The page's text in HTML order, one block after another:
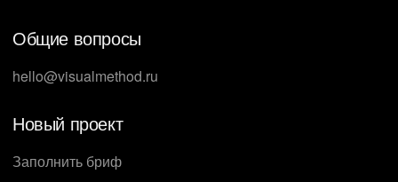
Общие вопросы
hello@visualmethod.ru
Новый проект
Заполнить бриф